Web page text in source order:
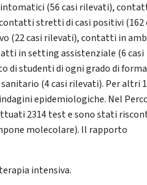
(56 casi rilevati),
stretti di casi positivi (162
(22 casi rilevati), contatti in
in setting assistenziale (6 casi
di studenti di ogni grado di
(4 casi rilevati). Per altri
epidemiologiche. Nel
2314 test e sono stati
molecolare). Il rapporto
intensiva.